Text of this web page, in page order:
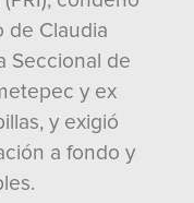
de Claudia
Seccional de
y ex
y exigió
a fondo y